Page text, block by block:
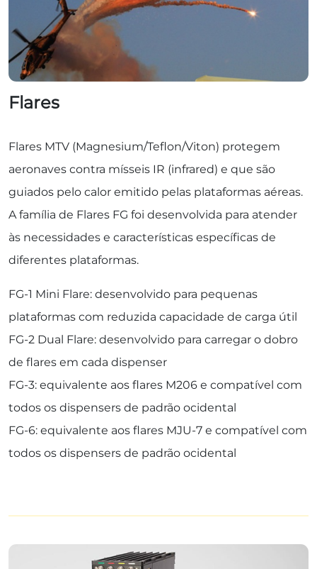
Flares
Flares MTV (Magnesium/Teflon/Viton) protegem
aeronaves contra mísseis IR (infrared) e que são
guiados pelo calor emitido pelas plataformas aéreas.
A família de Flares FG foi desenvolvida para atender
às necessidades e características específicas de
diferentes plataformas.
FG-1 Mini Flare: desenvolvido para pequenas
plataformas com reduzida capacidade de carga útil
FG-2 Dual Flare: desenvolvido para carregar o dobro
de flares em cada dispenser
FG-3: equivalente aos flares M206 e compatível com
todos os dispensers de padrão ocidental
FG-6: equivalente aos flares MJU-7 e compatível com
todos os dispensers de padrão ocidental